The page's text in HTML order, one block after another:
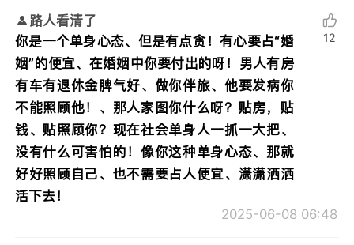
路人看清了
你是一个单身心态、但是有点贪！有心要占“婚
姻”的便宜、在婚姻中你要付出的呀！男人有房
有车有退休金脾气好、做你伴旅、他要发病你
不能照顾他！、那人家图你什么呀？贴房，贴
钱、贴照顾你？现在社会单身人一抓一大把、
没有什么可害怕的！像你这种单身心态、那就
好好照顾自己、也不需要占人便宜、潇潇洒洒
活下去！
2025-06-08 06:48
12